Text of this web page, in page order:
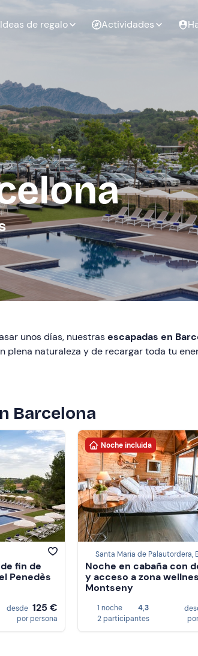
Ideas de regalo
Experiencias
para regalar
Experiencias
para regalar
en pareja
Regalo de
cumpleaños
Regalo de
graduación
Despedida de
soltero
Despedida de
soltera
Actividades
unos días, nuestrasescapadas en
naturaleza y de recargar toda tu
Barcelona
fin de
Penedès
desde 125 €
por persona
Noche incluida
Noche en cabaña con
y acceso a zona
Montseny
1 noche
4,3
2 participantes